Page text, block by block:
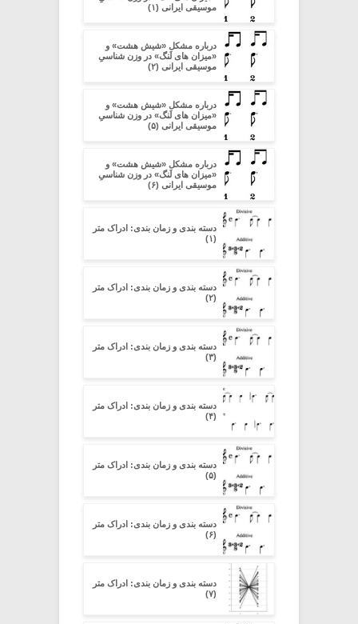
موسیقی ایرانی (۱)
درباره مشکل «شیش هشت» و
«میزان های لَنگ» در وزن شناسیِ
موسیقی ایرانی (۲)
درباره مشکل «شیش هشت» و
«میزان های لَنگ» در وزن شناسیِ
موسیقی ایرانی (۵)
درباره مشکل «شیش هشت» و
«میزان های لَنگ» در وزن شناسیِ
موسیقی ایرانی (۶)
دسته بندی و زمان بندی: ادراک متر
(۱)
دسته بندی و زمان بندی: ادراک متر
(۲)
دسته بندی و زمان بندی: ادراک متر
(۳)
دسته بندی و زمان بندی: ادراک متر
(۴)
دسته بندی و زمان بندی: ادراک متر
(۵)
دسته بندی و زمان بندی: ادراک متر
(۶)
دسته بندی و زمان بندی: ادراک متر
(۷)